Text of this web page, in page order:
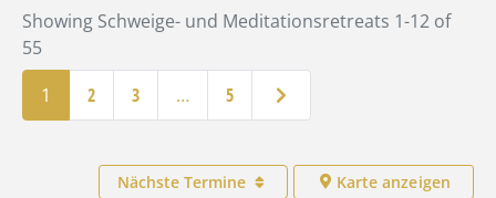
Showing Schweige- und Meditationsretreats 1-12 of
55
1
2 3 … 5 Ältere Beiträge
Nächste Termine Karte anzeigen